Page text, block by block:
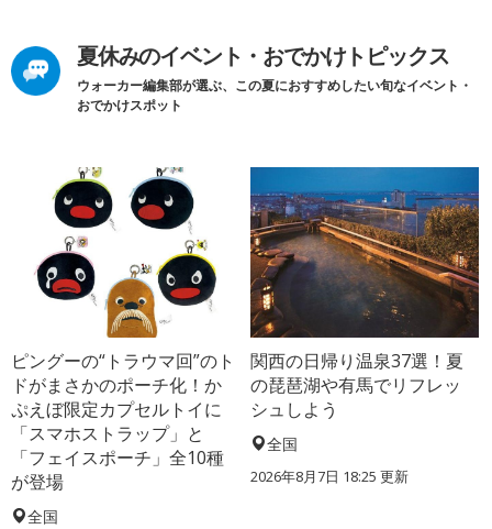
夏休みのイベント・おでかけトピックス
ウォーカー編集部が選ぶ、この夏におすすめしたい旬なイベント・
おでかけスポット
ピングーの“トラウマ回”のト
ドがまさかのポーチ化！か
ぷえぼ限定カプセルトイに
「スマホストラップ」と
「フェイスポーチ」全10種
が登場
全国
関西の日帰り温泉37選！夏
の琵琶湖や有馬でリフレッ
シュしよう
全国
2026年8月7日 18:25 更新